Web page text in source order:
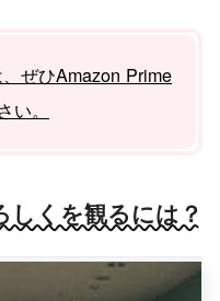
ぜひAmazon Prime
。
くを観るには？